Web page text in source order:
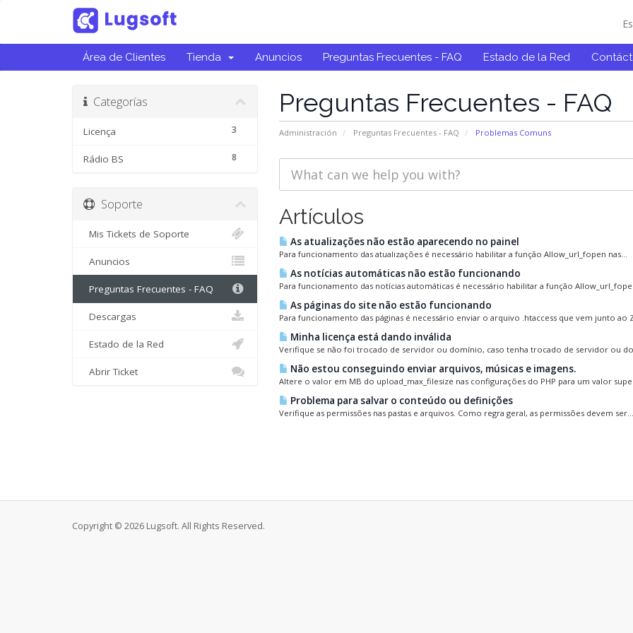
Área de Clientes Tienda Anuncios Preguntas Frecuentes - FAQ Estado de la Red
Preguntas Frecuentes - FAQ
Administración Preguntas Frecuentes - FAQ Problemas Comuns
Categorías
3
Licença
8
Rádio BS
Artículos
As atualizações não estão aparecendo no painel
Para funcionamento das atualizações é necessário habilitar a função Allow_url_fopen nas...
As notícias automáticas não estão funcionando
Para funcionamento das notícias automáticas é necessário habilitar a função
As páginas do site não estão funcionando
Para funcionamento das páginas é necessário enviar o arquivo .htaccess que vem junto ao
Minha licença está dando inválida
Verifique se não foi trocado de servidor ou domínio, caso tenha trocado de servidor ou
Não estou conseguindo enviar arquivos, músicas e imagens.
Altere o valor em MB do upload_max_filesize nas configurações do PHP para um valor
Problema para salvar o conteúdo ou definições
Verifique as permissões nas pastas e arquivos. Como regra geral, as permissões devem ser...
Soporte
Mis Tickets de Soporte
Anuncios
Preguntas Frecuentes - FAQ
Descargas
Estado de la Red
Abrir Ticket
Copyright © 2026 Lugsoft. All Rights Reserved.